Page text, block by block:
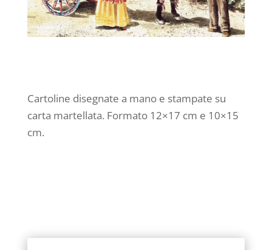
Cartoline disegnate a mano e stampate su
carta martellata. Formato 12×17 cm e 10×15
cm.